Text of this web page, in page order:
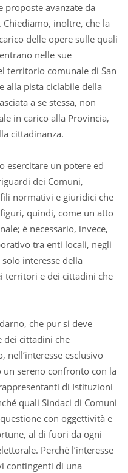
proposte avanzate da
inoltre, che la
delle opere sulle quali
nelle sue
territorio comunale di San
alla pista ciclabile della
a se stessa, non
in carico alla Provincia,
cittadinanza.
esercitare un potere ed
dei Comuni,
normativi e giuridici che
quindi, come un atto
è necessario, invece,
tra enti locali, negli
interesse della
territori e dei cittadini che
che pur si deve
dei cittadini che
nell’interesse esclusivo
sereno confronto con la
di Istituzioni
quali Sindaci di Comuni
con oggettività e
al di fuori da ogni
Perché l’interesse
contingenti di una